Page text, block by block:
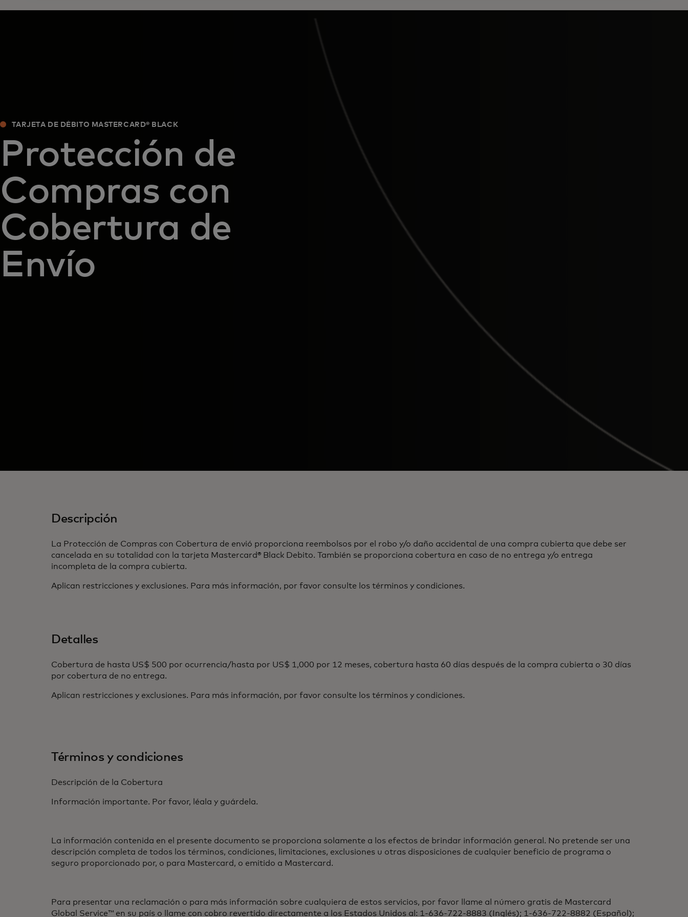
TARJETA DE DÉBITO MASTERCARD® BLACK
Protección de
Compras con
Cobertura de
Envío
Descripción
La Protección de Compras con Cobertura de envió proporciona reembolsos por el robo y/o daño accidental de una compra cubierta que debe ser
cancelada en su totalidad con la tarjeta Mastercard® Black Debito. También se proporciona cobertura en caso de no entrega y/o entrega
incompleta de la compra cubierta.
Aplican restricciones y exclusiones. Para más información, por favor consulte los términos y condiciones.
Detalles
Cobertura de hasta US$ 500 por ocurrencia/hasta por US$ 1,000 por 12 meses, cobertura hasta 60 días después de la compra cubierta o 30 días
por cobertura de no entrega.
Aplican restricciones y exclusiones. Para más información, por favor consulte los términos y condiciones.
Términos y condiciones
Descripción de la Cobertura
Información importante. Por favor, léala y guárdela.
La información contenida en el presente documento se proporciona solamente a los efectos de brindar información general. No pretende ser una
descripción completa de todos los términos, condiciones, limitaciones, exclusiones u otras disposiciones de cualquier beneficio de programa o
seguro proporcionado por, o para Mastercard, o emitido a Mastercard.
Para presentar una reclamación o para más información sobre cualquiera de estos servicios, por favor llame al número gratis de Mastercard
Global Service™ en su país o llame con cobro revertido directamente a los Estados Unidos al: 1-636-722-8883 (Inglés); 1-636-722-8882 (Español);